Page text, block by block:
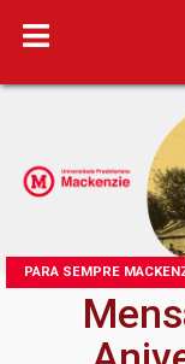
PARA SEMPRE